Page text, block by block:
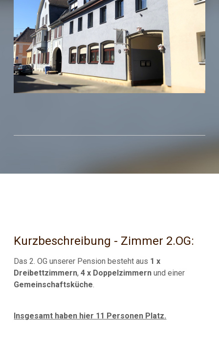
Kurzbeschreibung - Zimmer 2.OG:
Das 2. OG unserer Pension besteht aus 1 x
Dreibettzimmern,4 x Doppelzimmern und einer
Gemeinschaftsküche.
Insgesamt haben hier 11 Personen Platz.